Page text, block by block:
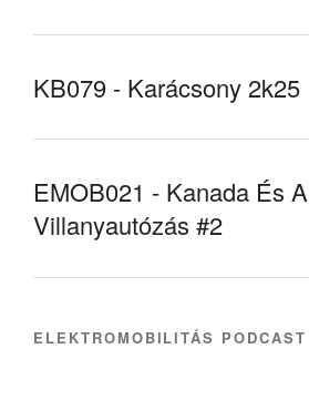
KB079 - Karácsony 2k25
EMOB021 - Kanada És A
Villanyautózás #2
ELEKTROMOBILITÁS PODCAST